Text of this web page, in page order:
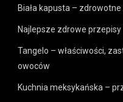
Biała kapusta –
Najlepsze zdrowe
Tangelo – właściwości,
owoców
Kuchnia meksykańska –